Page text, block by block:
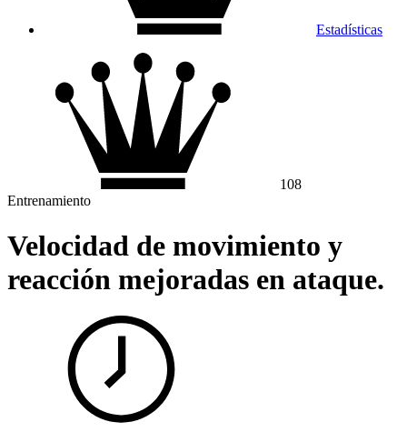
Estadísticas
108
Entrenamiento
Velocidad de movimiento y
reacción mejoradas en ataque.